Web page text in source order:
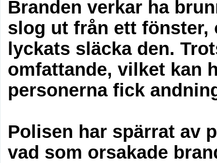
Branden verkar ha
slog ut från ett fönster,
lyckats släcka den.
omfattande, vilket kan
personerna fick
Polisen har spärrat av
vad som orsakade